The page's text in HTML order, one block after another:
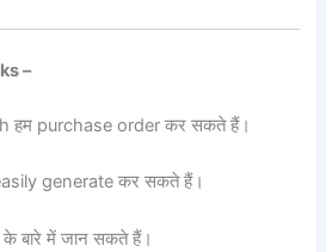
–
हम purchase order कर सकते हैं।
generate कर सकते हैं।
बारे में जान सकते हैं।